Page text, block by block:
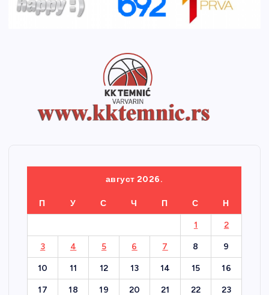
август 2026.
П У С Ч П С Н
1 2
3 4 5 6 7 8 9
10 11 12 13 14 15 16
17 18 19 20 21 22 23